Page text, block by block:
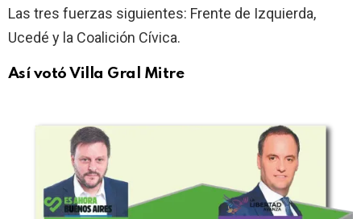
Las tres fuerzas siguientes: Frente de Izquierda,
Ucedé y la Coalición Cívica.
Así votó Villa Gral Mitre